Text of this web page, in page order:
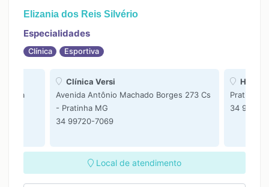
Elizania dos Reis Silvério
Especialidades
Clínica Esportiva
Clínica Versi
Avenida Antônio Machado Borges 273 Cs
- Pratinha MG
34 99720-7069
Home
Pratinha
34
Local de atendimento